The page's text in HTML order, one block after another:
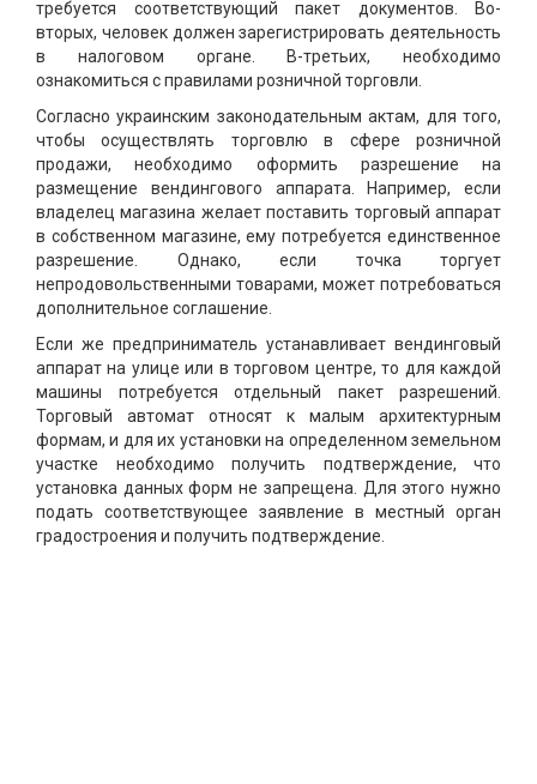
требуется соответствующий пакет документов. Во-
вторых, человек должен зарегистрировать деятельность
в налоговом органе. В-третьих, необходимо
ознакомиться с правилами розничной торговли.
Согласно украинским законодательным актам, для того,
чтобы осуществлять торговлю в сфере розничной
продажи, необходимо оформить разрешение на
размещение вендингового аппарата. Например, если
владелец магазина желает поставить торговый аппарат
в собственном магазине, ему потребуется единственное
разрешение. Однако, если точка торгует
непродовольственными товарами, может потребоваться
дополнительное соглашение.
Если же предприниматель устанавливает вендинговый
аппарат на улице или в торговом центре, то для каждой
машины потребуется отдельный пакет разрешений.
Торговый автомат относят к малым архитектурным
формам, и для их установки на определенном земельном
участке необходимо получить подтверждение, что
установка данных форм не запрещена. Для этого нужно
подать соответствующее заявление в местный орган
градостроения и получить подтверждение.